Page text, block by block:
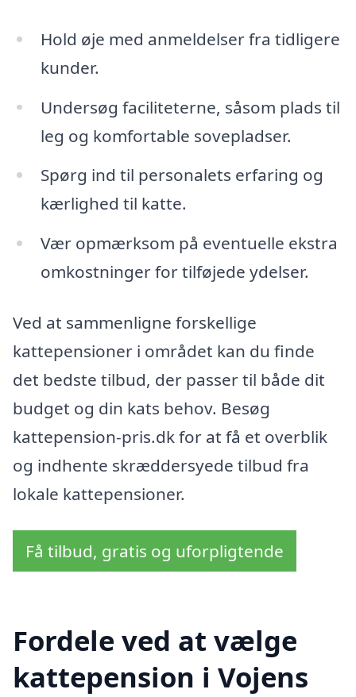
Hold øje med anmeldelser fra tidligere
kunder.
Undersøg faciliteterne, såsom plads til
leg og komfortable sovepladser.
Spørg ind til personalets erfaring og
kærlighed til katte.
Vær opmærksom på eventuelle ekstra
omkostninger for tilføjede ydelser.
Ved at sammenligne forskellige
kattepensioner i området kan du finde
det bedste tilbud, der passer til både dit
budget og din kats behov. Besøg
kattepension-pris.dk for at få et overblik
og indhente skræddersyede tilbud fra
lokale kattepensioner.
Få tilbud, gratis og uforpligtende
Fordele ved at vælge
kattepension i Vojens